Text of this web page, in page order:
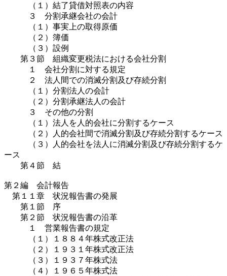
（１）結了貸借対照表の内容
３ 分割承継会社の会計
（１）事実上の取得原価
（２）簿価
（３）設例
第３節 組織変更税法における会社分割
１ 会社分割に対する規定
２ 法人間での消滅分割及び存続分割
（１）分割法人の会計
（２）分割承継法人の会計
３ その他の分割
（１）法人を人的会社に分割するケース
（２）人的会社間で消滅分割及び存続分割するケース
（３）人的会社を法人に消滅分割及び存続分割するケ
ース
第４節 結
第２編 会計報告
第１１章 状況報告書の発展
第１節 序
第２節 状況報告書の沿革
１ 営業報告書の規定
（１）１８８４年株式改正法
（２）１９３１年株式改正法
（３）１９３７年株式法
（４）１９６５年株式法